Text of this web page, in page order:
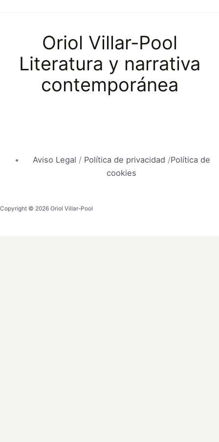
Oriol Villar-Pool
Literatura y narrativa
contemporánea
Aviso Legal / Política de privacidad /Política de
cookies
Copyright © 2026 Oriol Villar-Pool